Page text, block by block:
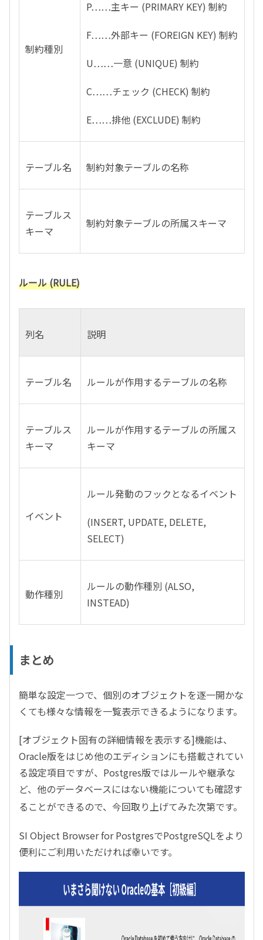
制約種別
P……主キー (PRIMARY KEY) 制約
F……外部キー (FOREIGN KEY) 制約
U……一意 (UNIQUE) 制約
C……チェック (CHECK) 制約
E……排他 (EXCLUDE) 制約
テーブル名 制約対象テーブルの名称
テーブルス
キーマ
制約対象テーブルの所属スキーマ
ルール (RULE)
列名 説明
テーブル名 ルールが作用するテーブルの名称
テーブルス
キーマ
ルールが作用するテーブルの所属ス
キーマ
イベント
ルール発動のフックとなるイベント
(INSERT, UPDATE, DELETE,
SELECT)
動作種別
ルールの動作種別 (ALSO,
INSTEAD)
まとめ
簡単な設定一つで、個別のオブジェクトを逐一開かな
くても様々な情報を一覧表示できるようになります。
[オブジェクト固有の詳細情報を表示する]機能は、
Oracle版をはじめ他のエディションにも搭載されてい
る設定項目ですが、 Postgres版ではルールや継承な
ど、他のデータベースにはない機能についても確認す
ることができるので、今回取り上げてみた次第です。
SI Object Browser for PostgresでPostgreSQLをより
便利にご利用いただければ幸いです。